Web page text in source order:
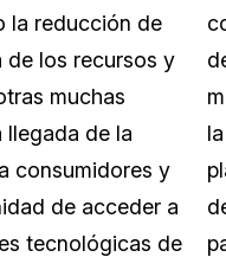
English
Español
la reducción de
de los recursos y
muchas
llegada de la
consumidores y
de acceder a
tecnológicas de
la